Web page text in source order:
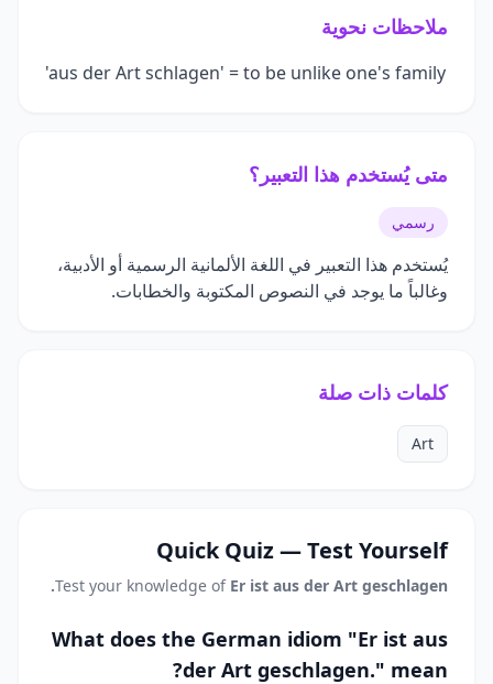
ملاحظات نحوية
'aus der Art schlagen' = to be unlike one's family
متى يُستخدم هذا التعبير؟
رسمي
يُستخدم هذا التعبير في اللغة الألمانية الرسمية أو الأدبية،
وغالباً ما يوجد في النصوص المكتوبة والخطابات.
كلمات ذات صلة
Art
Quick Quiz — Test Yourself
Test your knowledge of Er ist aus der Art geschlagen.
What does the German idiom "Er ist aus
der Art geschlagen." mean?